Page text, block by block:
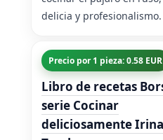
delicia y profesionalismo.
Precio por 1 pieza: 0.58 EUR
Libro de recetas
serie Cocinar
deliciosamente Irina